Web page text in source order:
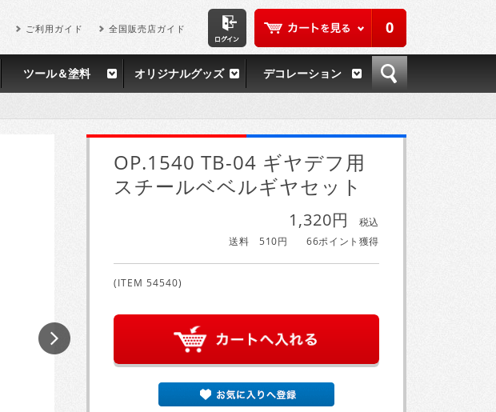
0
ご利用ガイド 全国販売店ガイド
ツール＆塗料 オリジナルグッズ デコレーション
OP.1540 TB-04 ギヤデフ用
スチールベベルギヤセット
1,320円
税込
送料 510円
66ポイント獲得
(ITEM 54540)